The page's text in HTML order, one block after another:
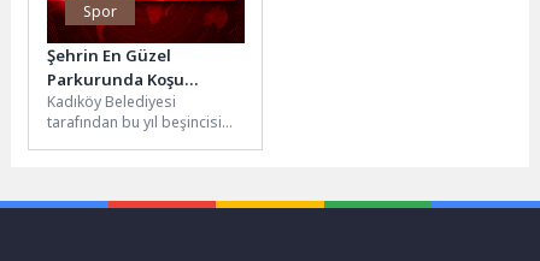
Spor
Şehrin En Güzel
Parkurunda Koşu
Heyecanı Başlıyor
Kadıköy Belediyesi
tarafından bu yıl beşincisi